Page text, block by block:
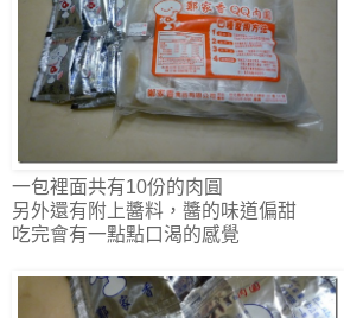
一包裡面共有10份的肉圓
另外還有附上醬料，醬的味道偏甜
吃完會有一點點口渴的感覺